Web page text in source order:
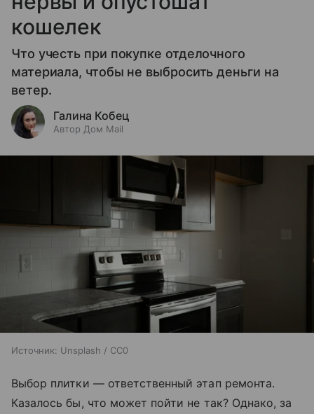
кошелек
Что учесть при покупке отделочного
материала, чтобы не выбросить деньги на
ветер.
Галина Кобец
Автор Дом Mail
Источник: Unsplash / CC0
Выбор плитки — ответственный этап ремонта.
Казалось бы, что может пойти не так? Однако, за